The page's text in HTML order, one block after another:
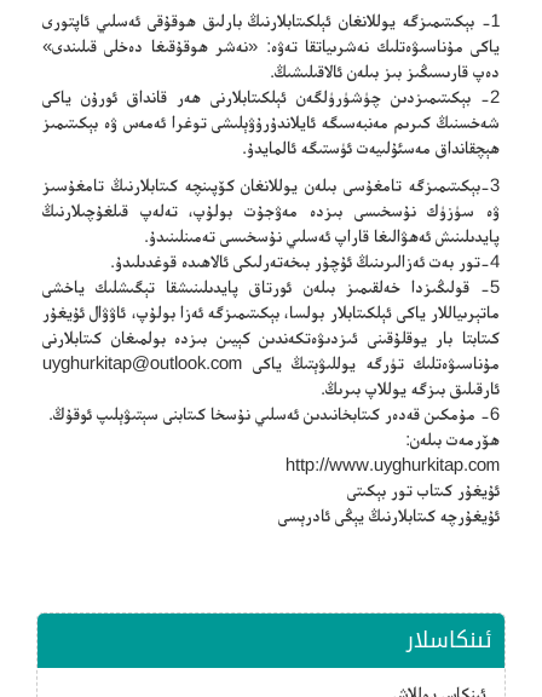
1- بېكىتىمىزگە يوللانغان ئېلكىتابلارنىڭ بارلىق ھوقۇقى ئەسلىي ئاپتورى
ياكى مۇناسىۋەتلىك نەشرىياتقا تەۋە: «نەشر ھوقۇقىغا دەخلى قىلىندى»
دەپ قارىسىڭىز بىز بىلەن ئالاقىلىشىڭ.
2- بېكىتىمىزدىن چۈشۈرۈلگەن ئېلكىتابلارنى ھەر قانداق ئورۇن ياكى
شەخسنىڭ كىرىم مەنبەسىگە ئايلاندۇرۇۋېلىشى توغرا ئەمەس ۋە بېكىتىمىز
ھېچقانداق مەسئۇلىيەت ئۈستىگە ئالمايدۇ.
3-بېكىتىمىزگە تامغۇسى بىلەن يوللانغان كۆپىنچە كىتابلارنىڭ تامغۇسىز
ۋە سۈزۈك نۇسخىسى بىزدە مەۋجۇت بولۇپ، تەلەپ قىلغۇچىلارنىڭ
پايدىلىنىش ئەھۋالىغا قاراپ ئەسلىي نۇسخىسى تەمىنلىنىدۇ.
4-تور بەت ئەزالىرىنىڭ ئۇچۇر بىخەتەرلىكى ئالاھىدە قوغدىلىدۇ.
5- قولىڭىزدا خەلقىمىز بىلەن ئورتاق پايدىلىنىشقا تېگىشلىك ياخشى
ماتېرىياللار ياكى ئېلكىتابلار بولسا، بېكىتىمىزگە ئەزا بولۇپ، ئاۋۋال ئۇيغۇر
كىتابتا بار يوقلۇقىنى ئىزدىۋەتكەندىن كېيىن بىزدە بولمىغان كىتابلارنى
مۇناسىۋەتلىك تۈرگە يوللىۋېتىڭ ياكى uyghurkitap@outlook.com
ئارقىلىق بىزگە يوللاپ بىرىڭ.
6- مۇمكىن قەدەر كىتابخانىدىن ئەسلىي نۇسخا كىتابنى سېتىۋېلىپ ئوقۇڭ.
ھۆرمەت بىلەن:
http://www.uyghurkitap.com
ئۇيغۇر كىتاب تور بېكىتى
ئۇيغۇرچە كىتابلارنىڭ يېڭى ئادرېسى
ئىنكاسلار
ئىنكاس يوللاش